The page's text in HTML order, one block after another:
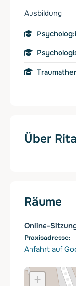
Ausbildung
Über
Räume
Online-
Anfahrt auf
+